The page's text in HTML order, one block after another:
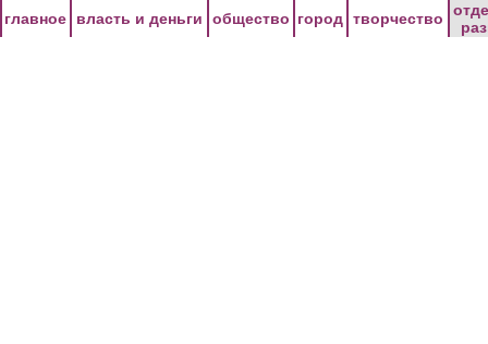
главное власть и деньги общество город творчество